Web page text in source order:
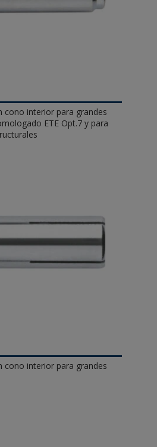
cono interior para grandes
ETE Opt.7 y para
cono interior para grandes